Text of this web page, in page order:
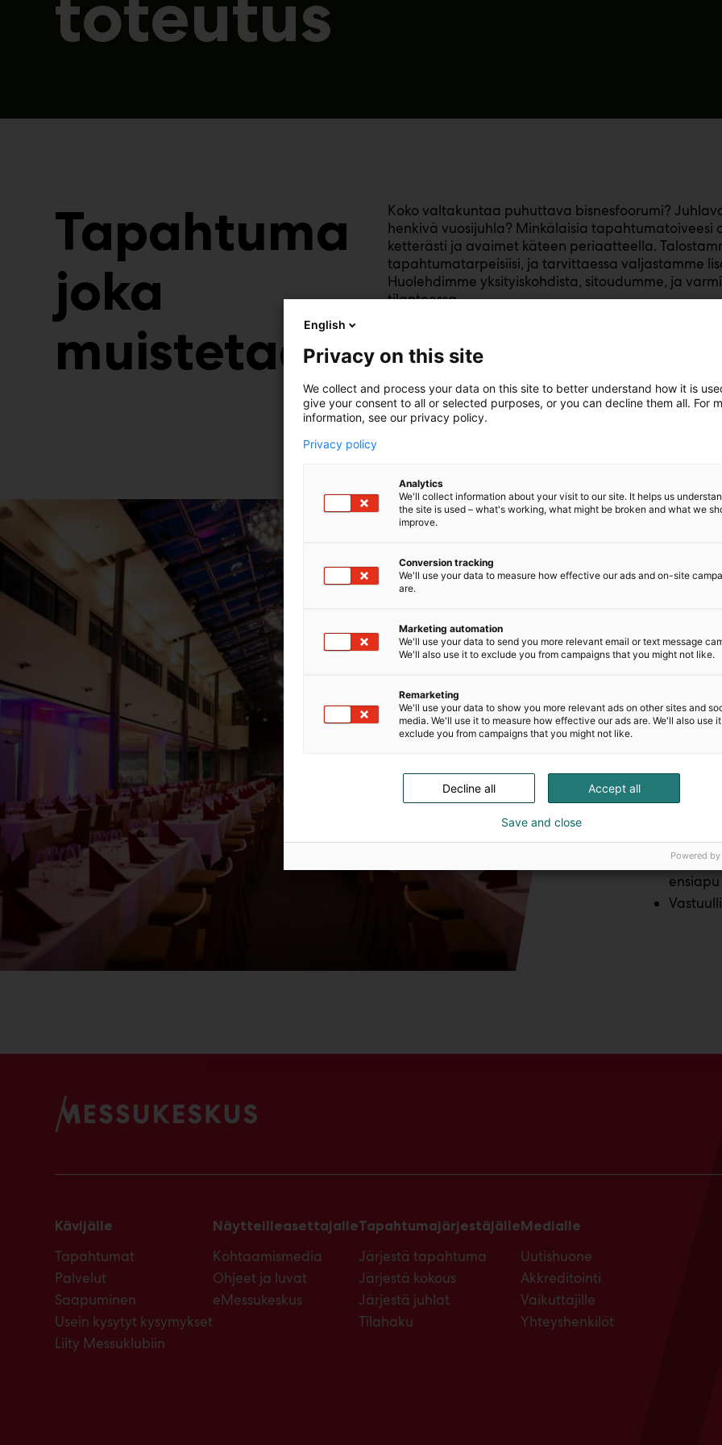
Tapahtuma
joka
muistetaan
Koko valtakuntaa puhuttava bisnesfoorumi?
henkivä vuosijuhla? Minkälaisia
ketterästi ja avaimet käteen periaatteella.
tapahtumatarpeisiisi, ja tarvittaessa valjastamme
Huolehdimme yksityiskohdista, sitoudumme, ja
tilanteessa.
Meillä sinä päätät ja me toteutamme.
tapahtumasuunnittelusta, designista,
Partnersin kipparoima Messukeskus Restaurants &
unohtumattomat tarjoilut, ja tytäryhtiömme
toimivuutta on mitattu jopa valtakunnan suurimmissa
AV-
Siivous
ensiapu
Kävijälle
Tapahtumat
Palvelut
Saapuminen
Usein kysytyt kysymykset
Liity Messuklubiin
Näytteilleasettajalle
Kohtaamismedia
Ohjeet ja luvat
eMessukeskus
Tapahtumajärjestäjälle
Järjestä tapahtuma
Järjestä kokous
Järjestä juhlat
Tilahaku
Medialle
Uutishuone
Akkreditointi
Vaikuttajille
Yhteyshenkilöt
English
Privacy on this site
We collect and process your data on this site to better understand how it is
give your consent to all or selected purposes, or you can decline them all. For
information, see our privacy policy.
Privacy policy
Analytics
We'll collect information about your visit to our site. It helps us
the site is used – what's working, what might be broken and what we
improve.
Conversion tracking
We'll use your data to measure how effective our ads and on-site
are.
Marketing automation
We'll use your data to send you more relevant email or text message
We'll also use it to exclude you from campaigns that you might not like.
Remarketing
We'll use your data to show you more relevant ads on other sites and
media. We'll use it to measure how effective our ads are. We'll also use
exclude you from campaigns that you might not like.
Accept all
Decline all
Save and close
Powered by